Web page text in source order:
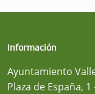
Información
Ayuntamiento
Plaza de España,